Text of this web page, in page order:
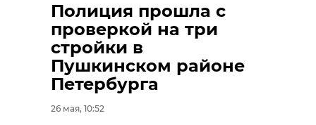
Полиция прошла с
проверкой на три
стройки в
Пушкинском районе
Петербурга
26 мая, 10:52